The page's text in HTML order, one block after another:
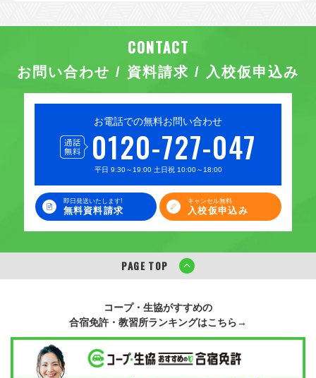
お問い合わせ / 資料請求 / 入校仮申込み
お電話での無料お問い合わせ
0120-727-047
平日 9:30～19:00 土日祝 10:00～18:00
即日発送いたします!
無料資料請求
キャンセル無料
入校仮申込み
PAGE TOP
コープ・生協がすすめの
合宿免許・教習所ランキングはこちら→